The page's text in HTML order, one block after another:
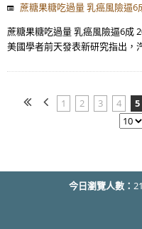
蔗糖果糖吃過量 乳癌風險逼6
蔗糖果糖吃過量 乳癌風險逼6
美國學者前天發表新研究指出，
1 2 3 4 5
今日瀏覽人數：